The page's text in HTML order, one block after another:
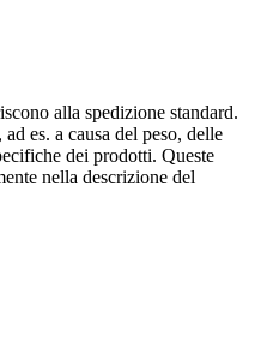
alla spedizione standard.
es. a causa del peso, delle
dei prodotti. Queste
nella descrizione del